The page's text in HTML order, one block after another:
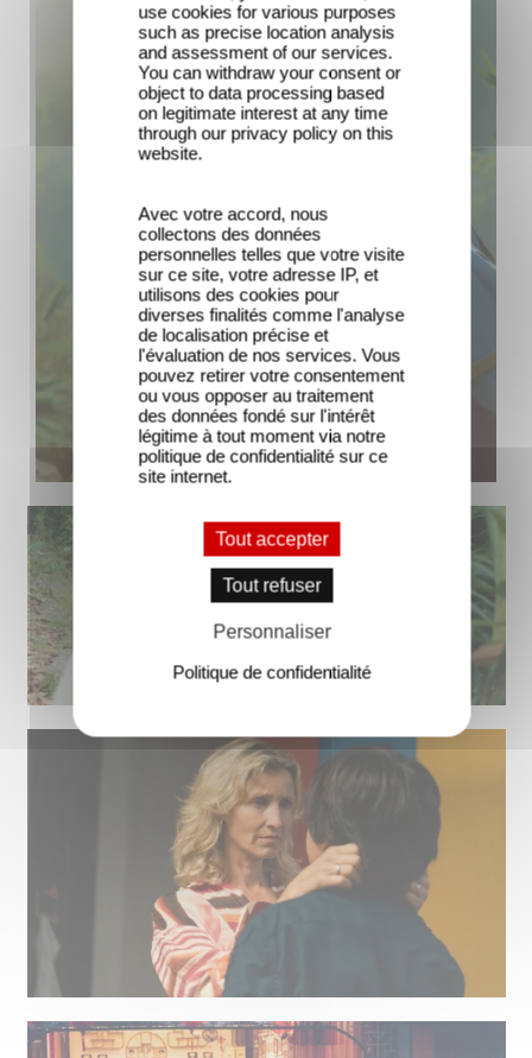
use cookies for various purposes
such as precise location analysis
and assessment of our services.
You can withdraw your consent or
object to data processing based
on legitimate interest at any time
through our privacy policy on this
website.
Avec votre accord, nous
collectons des données
personnelles telles que votre visite
sur ce site, votre adresse IP, et
utilisons des cookies pour
diverses finalités comme l'analyse
de localisation précise et
l'évaluation de nos services. Vous
pouvez retirer votre consentement
ou vous opposer au traitement
des données fondé sur l'intérêt
légitime à tout moment via notre
politique de confidentialité sur ce
site internet.
Tout accepter
Tout refuser
Personnaliser
Politique de confidentialité